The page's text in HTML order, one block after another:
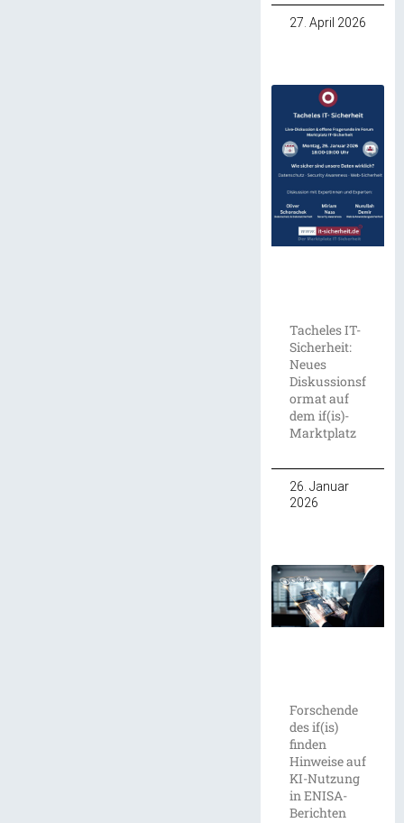
27. April 2026
Tacheles IT-
Sicherheit:
Neues
Diskussionsf
ormat auf
dem if(is)-
Marktplatz
26. Januar
2026
Forschende
des if(is)
finden
Hinweise auf
KI-Nutzung
in ENISA-
Berichten